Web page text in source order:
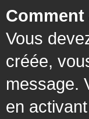
Vous
créée,
message.
en